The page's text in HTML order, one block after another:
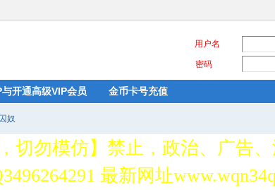
用户名
密码
开通高级VIP会员 金币卡号充值
囚奴
切勿模仿】禁止，政治、广告
最新网址